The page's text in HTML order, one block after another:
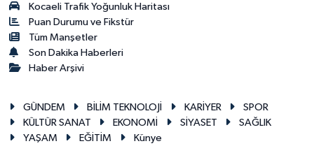
Kocaeli Trafik Yoğunluk Haritası
Puan Durumu ve Fikstür
Tüm Manşetler
Son Dakika Haberleri
Haber Arşivi
GÜNDEM BİLİM TEKNOLOJİ KARİYER
SPOR
KÜLTÜR SANAT
EKONOMİ SİYASET
SAĞLIK
YAŞAM
EĞİTİM Künye